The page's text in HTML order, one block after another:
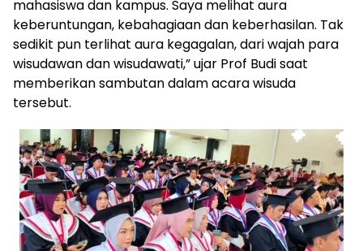
mahasiswa dan kampus. Saya melihat aura
keberuntungan, kebahagiaan dan keberhasilan. Tak
sedikit pun terlihat aura kegagalan, dari wajah para
wisudawan dan wisudawati,” ujar Prof Budi saat
memberikan sambutan dalam acara wisuda
tersebut.